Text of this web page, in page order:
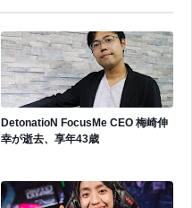
DetonatioN FocusMe CEO 梅崎伸
幸が逝去、享年43歳